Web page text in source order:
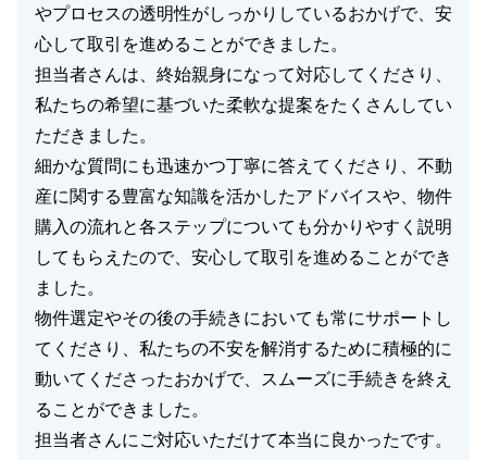
やプロセスの透明性がしっかりしているおかげで、安
心して取引を進めることができました。
担当者さんは、終始親身になって対応してくださり、
私たちの希望に基づいた柔軟な提案をたくさんしてい
ただきました。
細かな質問にも迅速かつ丁寧に答えてくださり、不動
産に関する豊富な知識を活かしたアドバイスや、物件
購入の流れと各ステップについても分かりやすく説明
してもらえたので、安心して取引を進めることができ
ました。
物件選定やその後の手続きにおいても常にサポートし
てくださり、私たちの不安を解消するために積極的に
動いてくださったおかげで、スムーズに手続きを終え
ることができました。
担当者さんにご対応いただけて本当に良かったです。